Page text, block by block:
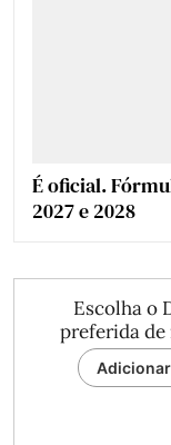
É oficial.
2027 e 2028
Escolha o
preferida de